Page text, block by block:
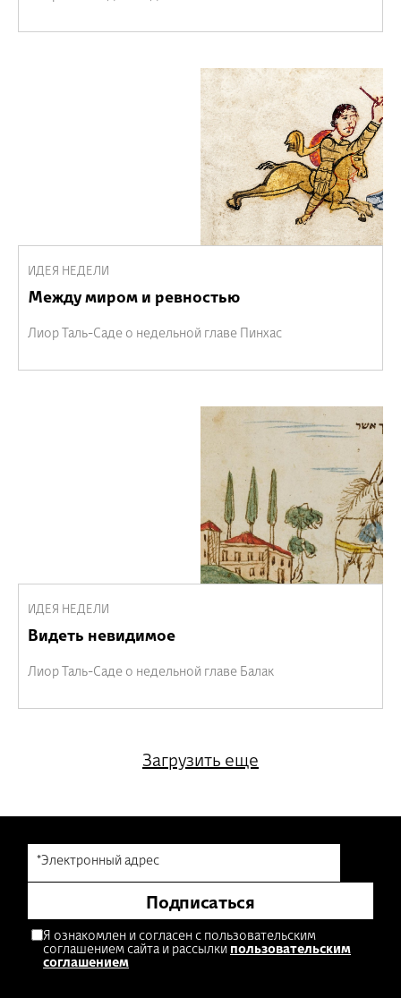
Между миром и ревностью
ИДЕЯ НЕДЕЛИ
Лиор Таль-Саде о недельной главе Пинхас
Видеть невидимое
ИДЕЯ НЕДЕЛИ
Лиор Таль-Саде о недельной главе Балак
Загрузить еще
*Электронный адрес
Подписаться
Я ознакомлен и согласен с пользовательским
соглашением сайта и рассылки пользовательским
соглашением